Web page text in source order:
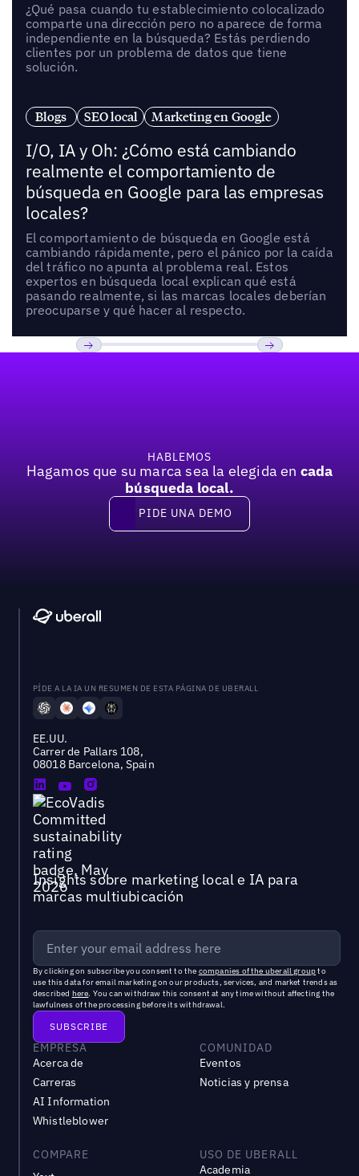
¿Qué pasa cuando tu establecimiento colocalizado
comparte una dirección pero no aparece de forma
independiente en la búsqueda? Estás perdiendo
clientes por un problema de datos que tiene
solución.
Blogs SEO local Marketing en Google
I/O, IA y Oh: ¿Cómo está cambiando
realmente el comportamiento de
búsqueda en Google para las empresas
locales?
El comportamiento de búsqueda en Google está
cambiando rápidamente, pero el pánico por la caída
del tráfico no apunta al problema real. Estos
expertos en búsqueda local explican qué está
pasando realmente, si las marcas locales deberían
preocuparse y qué hacer al respecto.
HABLEMOS
Hagamos que su marca sea la elegida en cada
búsqueda local.
Pide una demo
PIDE UNA DEMO
PÍDE A LA IA UN RESUMEN DE ESTA PÁGINA DE UBERALL
EE.UU.
Carrer de Pallars 108,
08018 Barcelona, Spain
Insights sobre marketing local e IA para
marcas multiubicación
By clicking on subscribe you consent to the companies of the uberall groupto
use this data for email marketing on our products, services, and market trends as
described here. You can withdraw this consent at any time without affecting the
lawfulness of the processing before its withdrawal.
EMPRESA
Acerca de
Carreras
AI Information
Whistleblower
COMUNIDAD
Eventos
Noticias y prensa
COMPARE
USO DE UBERALL
Academia